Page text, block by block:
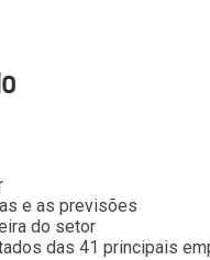
e as previsões
do setor
das 41 principais